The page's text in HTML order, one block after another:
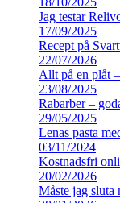
Jag testar
17/09/2025
Recept på
22/07/2026
Allt på en plåt
23/08/2025
Rabarber –
29/05/2025
Lenas pasta
03/11/2024
Kostnadsfri
20/02/2026
Måste jag sluta